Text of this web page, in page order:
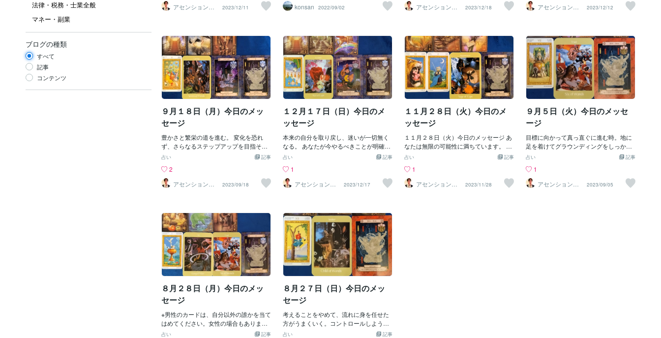
法律・税務・士業全般
マネー・副業
ブログの種類
すべて
記事
コンテンツ
ない状況かもしれません。今は自分に集
中する時です。あなたが情熱を注げるこ
す。思わぬ所から突破口が開けてくるで
しょう。未来に希望を持ってください。
【神武天皇（ジンムテンノウ）】荒魂：
孤独「孤独に打ち勝つ力が必要です」周
囲とのずれが生じやすい時期です。孤独
を感じるかもしれません。目的意識をし
っかり持ち、あなたの強い意志で立ち向
かってください。自分と戦い、打ち勝つ
強さがあなたにはあります。止まらず突
き進みましょう。【造化三神（ゾウカサ
ンシン）】和魂：調和・融合「すべての
根源はあなたの中にあります」あなたは
無限の可能性を秘めています。あなたの
周りの力と調和してください。人、物、
スよく整っています。見えるものだけが
存在するのではありません。あなたを取
り巻くパワー・エネルギーと調和するだ
アセンションナ
ビゲーター和（K
2023/12/11
み）の別のお姿と言われていて古神道で
はあらゆる穢れを祓う桃のエネルギーを
模の神様の力を集めたものでその力は日
本で祀られている神々の力を凌ぐほどで
す。おそらく見たことも聞いたこともな
いような文字だと思われます。今回は高
御産巣日神が宿る不思議な文字とその使
い方についてご紹介します。
konsan
2022/09/02
しょう。 カルマ（今障害となっているも
の）は乗り越えることができます。 躊躇
は何にでもなれるのです。 あなたの才能
はひとつとは限りません。 様々なことに
チャレンジしてください。 【造化三神
（ゾウカサンシン）】和魂：調和・融合
「すべての根源はあなたの中にありま
す」 あなたは無限の可能性を秘めていま
す。 あなたの周りの力と調和してくださ
い。 人、物、事、氣、自然のエネルギー
全てがバランスよく整っています。 見え
るものだけが存在するのではありませ
ん。 あなたを取り巻くパワー・エネルギ
ーと調和するだけで、物事が好転し始め
ます。【木花咲耶姫（コノハナサクヤヒ
メ）】和魂：美 「開花の時です」 蕾が花
られます。 内面だけではなく、外見を磨
くことであなたの魅力が増します。 後回
しにしていたことに挑戦してください。
アセンションナ
ビゲーター和（K
2023/12/18
は「全て自分の内側にある」ということ
を意識しましょう。 また時間の概念に縛
神（ゾウカサンシン）】和魂：調和・融
合 「すべての根源はあなたの中にありま
す」 あなたは無限の可能性を秘めていま
す。 あなたの周りの力と調和してくださ
い。 人、物、事、氣、自然のエネルギー
全てがバランスよく整っています。 見え
るものだけが存在するのではありませ
ん。 あなたを取り巻くパワー・エネルギ
ーと調和するだけで、物事が好転し始め
ます。
アセンションナ
ビゲーター和（K
2023/12/12
９月１８日（月）今日のメッ
セージ
豊かさと繁栄の道を進む。 変化を恐れ
ず、さらなるステップアップを目指そ
う。 周囲の人たちと連携して、さらなる
す。 人との信頼関係が鍵となりそうで
す。 【素戔男尊（スサノオノミコト）】
荒魂：冷静な感情 「優しさを取り戻そ
なったり、 感情をそのままぶつけていま
せんか？ 一度冷静に呼吸を整えてみてく
ださい。 また、人に試練を与えようとし
ていませんか？ 今はその時期ではありま
せん。 本来の優しさを取り戻して周りと
接してみてください。 【造化三神（ゾウ
カサンシン）】荒魂：霊 「霊は全てに宿
り、ひとつである」 自分から霊が離れる
と、ついつい相手を責めるものです。 し
かし、その責めている言葉が穢れです。
怒りや悲しみを祓う事ができるのは笑顔
です。 苦しい時や悲しい時ほど笑顔が必
要です。 命はひとつだと思うことが大切
です。
記事
占い
2
アセンションナ
ビゲーター和（K
2023/09/18
１２月１７日（日）今日のメ
ッセージ
本来の自分を取り戻し、迷いが一切無く
なる。 あなたが今やるべきことが明確に
なるでしょう。 生きることは感じるこ
嘘をつかず、 感じるままに生きること。
そうすれば、 あなたに必要なことが起こ
り、 必要なものがあなたの元へやってく
神（コトシロヌシカミ）】荒魂：人の意
見を聞く 「周りの意見に耳を傾けましょ
う」 今は重要な判断は避けましょう。 自
己中心的、利己的になっていませんか？
自我や先入観を捨て、相手を尊重し耳を
傾ける事が大切です。 重要な判断をする
時は、周りの意見を取り入れて決断する
事で、より良い結果に繋がるでしょう。
【造化三神（ゾウカサンシン）】荒魂：
霊 「霊は全てに宿り、ひとつである」 自
分から霊が離れると、ついつい相手を責
めるものです。 しかし、その責めている
言葉が穢れです。 怒りや悲しみを祓う事
ができるのは笑顔です。 苦しい時や悲し
記事
占い
1
アセンションナ
ビゲーター和（K
2023/12/17
１１月２８日（火）今日のメ
ッセージ
１１月２８日（火）今日のメッセージ あ
なたは無限の可能性に満ちています。 受
動的にならず、自ら動き出しましょう。
放する時です。 宇宙からのギフトを受け
取ってください。 周囲とのバランスを考
えるのも良いですが 自分の感情や感覚を
記事
占い
1
アセンションナ
ビゲーター和（K
2023/11/28
９月５日（火）今日のメッセ
ージ
目標に向かって真っ直ぐに進む時。地に
足を着けてグラウンディングをしっかり
することであなたに必要なものが受け取
間の存在が前に進むためのサポートとな
るでしょう。信頼することです。 【造化
三神（ゾウカサンシン）】和魂：調和・
記事
占い
1
アセンションナ
ビゲーター和（K
2023/09/05
８月２８日（月）今日のメッ
セージ
※男性のカードは、自分以外の誰かを当て
はめてください。女性の場合もありま
す。流れに逆らわず、全てを受け入れる
記事
占い
８月２７日（日）今日のメッ
セージ
考えることをやめて、流れに身を任せた
方がうまくいく。コントロールしようと
しないことが大事。未来への希望は見つ
記事
占い